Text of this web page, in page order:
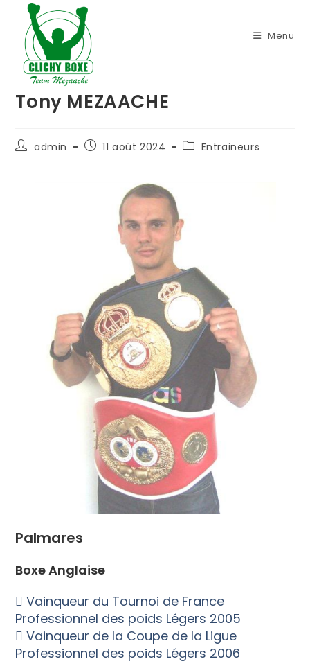
Menu
Tony MEZAACHE
admin 11 août 2024 Entraineurs
Palmares
Boxe Anglaise
 Vainqueur du Tournoi de France
Professionnel des poids Légers 2005
 Vainqueur de la Coupe de la Ligue
Professionnel des poids Légers 2006